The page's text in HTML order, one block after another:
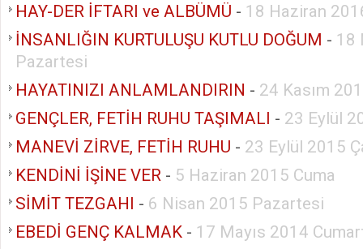
HAY-DER İFTARI ve ALBÜMÜ - 18 Haziran
İNSANLIĞIN KURTULUŞU KUTLU DOĞUM - 18
Pazartesi
HAYATINIZI ANLAMLANDIRIN - 24 Kasım
GENÇLER, FETİH RUHU TAŞIMALI - 23 Eylül
MANEVİ ZİRVE, FETİH RUHU - 23 Eylül 2015
KENDİNİ İŞİNE VER - 5 Haziran 2015 Cuma
SİMİT TEZGAHI - 6 Nisan 2015 Pazartesi
EBEDİ GENÇ KALMAK - 17 Mayıs 2014